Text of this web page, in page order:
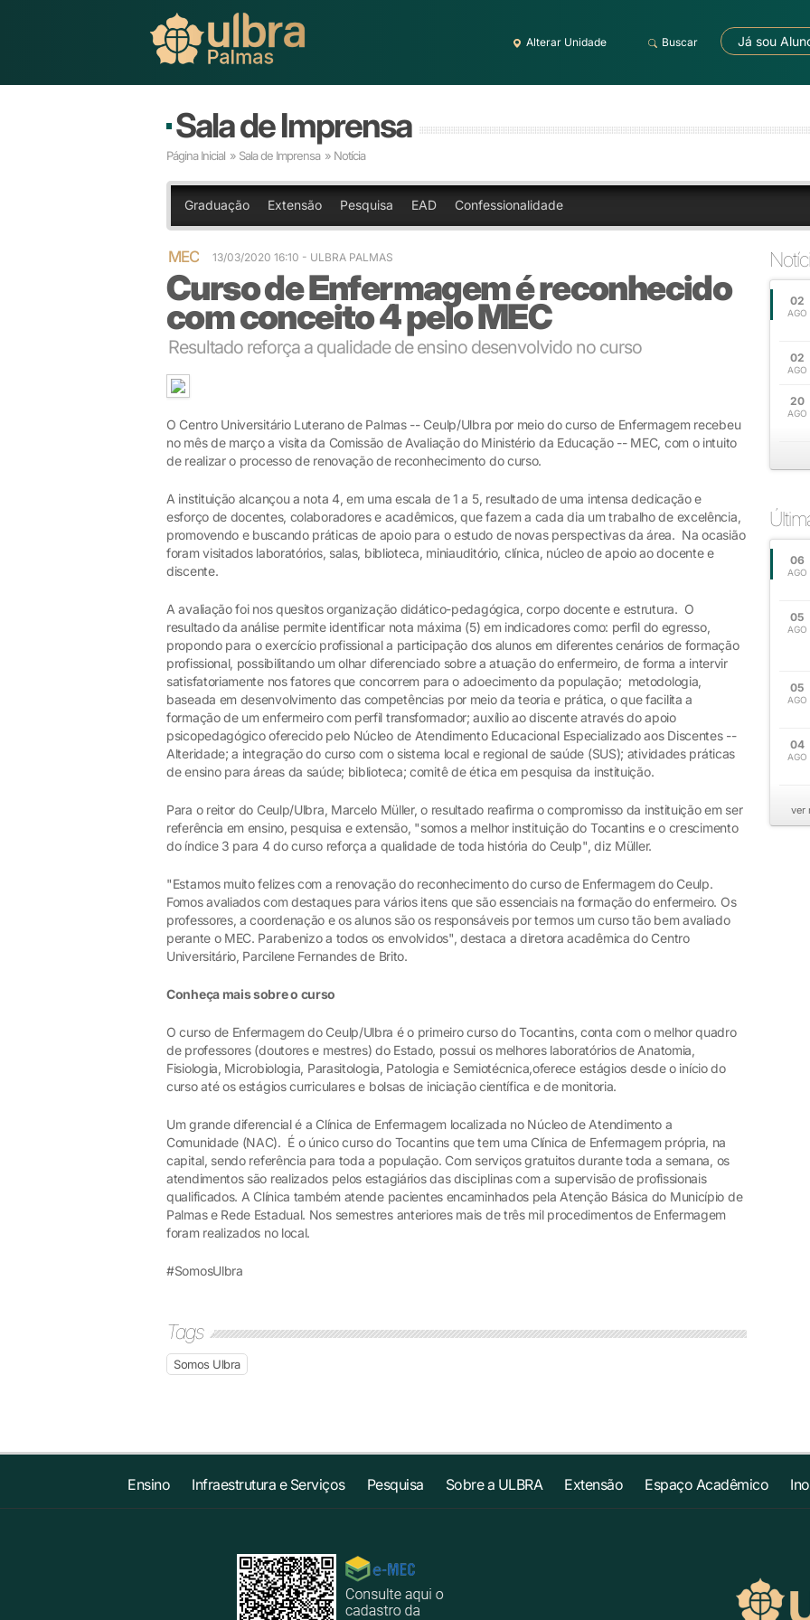
Alterar Unidade Buscar Já sou
Sala de Imprensa
Página Inicial » Sala de Imprensa » Notícia
Graduação Extensão Pesquisa EAD Confessionalidade
MEC 13/03/2020 16:10 - ULBRA PALMAS
Curso de Enfermagem é reconhecido
com conceito 4 pelo MEC
Resultado reforça a qualidade de ensino desenvolvido no curso
O Centro Universitário Luterano de Palmas -- Ceulp/Ulbra por meio do curso de Enfermagem recebeu
no mês de março a visita da Comissão de Avaliação do Ministério da Educação -- MEC, com o intuito
de realizar o processo de renovação de reconhecimento do curso.
A instituição alcançou a nota 4, em uma escala de 1 a 5, resultado de uma intensa dedicação e
esforço de docentes, colaboradores e acadêmicos, que fazem a cada dia um trabalho de excelência,
promovendo e buscando práticas de apoio para o estudo de novas perspectivas da área. Na ocasião
foram visitados laboratórios, salas, biblioteca, miniauditório, clínica, núcleo de apoio ao docente e
discente.
A avaliação foi nos quesitos organização didático-pedagógica, corpo docente e estrutura. O
resultado da análise permite identificar nota máxima (5) em indicadores como: perfil do egresso,
propondo para o exercício profissional a participação dos alunos em diferentes cenários de formação
profissional, possibilitando um olhar diferenciado sobre a atuação do enfermeiro, de forma a intervir
satisfatoriamente nos fatores que concorrem para o adoecimento da população; metodologia,
baseada em desenvolvimento das competências por meio da teoria e prática, o que facilita a
formação de um enfermeiro com perfil transformador; auxílio ao discente através do apoio
psicopedagógico oferecido pelo Núcleo de Atendimento Educacional Especializado aos Discentes --
Alteridade; a integração do curso com o sistema local e regional de saúde (SUS); atividades práticas
de ensino para áreas da saúde; biblioteca; comitê de ética em pesquisa da instituição.
Para o reitor do Ceulp/Ulbra, Marcelo Müller, o resultado reafirma o compromisso da instituição em ser
referência em ensino, pesquisa e extensão, "somos a melhor instituição do Tocantins e o crescimento
do índice 3 para 4 do curso reforça a qualidade de toda história do Ceulp", diz Müller.
"Estamos muito felizes com a renovação do reconhecimento do curso de Enfermagem do Ceulp.
Fomos avaliados com destaques para vários itens que são essenciais na formação do enfermeiro. Os
professores, a coordenação e os alunos são os responsáveis por termos um curso tão bem avaliado
perante o MEC. Parabenizo a todos os envolvidos", destaca a diretora acadêmica do Centro
Universitário, Parcilene Fernandes de Brito.
Conheça mais sobre o curso
O curso de Enfermagem do Ceulp/Ulbra é o primeiro curso do Tocantins, conta com o melhor quadro
de professores (doutores e mestres) do Estado, possui os melhores laboratórios de Anatomia,
Fisiologia, Microbiologia, Parasitologia, Patologia e Semiotécnica,oferece estágios desde o início do
curso até os estágios curriculares e bolsas de iniciação científica e de monitoria.
Um grande diferencial é a Clínica de Enfermagem localizada no Núcleo de Atendimento a
Comunidade (NAC). É o único curso do Tocantins que tem uma Clínica de Enfermagem própria, na
capital, sendo referência para toda a população. Com serviços gratuitos durante toda a semana, os
atendimentos são realizados pelos estagiários das disciplinas com a supervisão de profissionais
qualificados. A Clínica também atende pacientes encaminhados pela Atenção Básica do Município de
Palmas e Rede Estadual. Nos semestres anteriores mais de três mil procedimentos de Enfermagem
foram realizados no local.
#SomosUlbra
Tags
Somos Ulbra
02
AGO
02
AGO
20
AGO
06
AGO
05
AGO
05
AGO
04
AGO
ver
Ensino Infraestrutura e Serviços Pesquisa Sobre a ULBRA Extensão Espaço Acadêmico